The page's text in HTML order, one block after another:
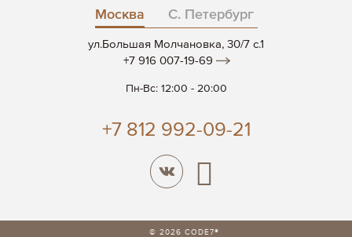
Москва С. Петербург
ул.Большая Молчановка, 30/7 c.1
+7 916 007-19-69
Пн-Вс: 12:00 - 20:00
+7 812 992-09-21
© 2026 CODE7®